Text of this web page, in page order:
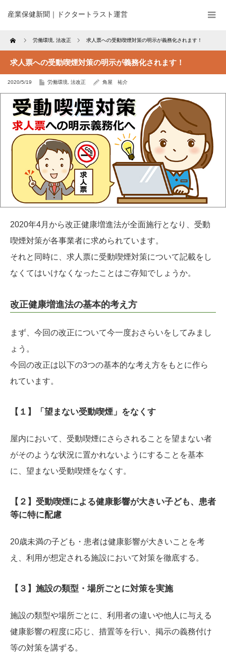
産業保健新聞｜ドクタートラスト運営
Home 労働環境 法改正 求人票への受動喫煙対策の明示が義務化されます！
求人票への受動喫煙対策の明示が義務化されます！
2020/5/19 労働環境 法改正 角屋 祐介
2020年4月から改正健康増進法が全面施行となり、受動
喫煙対策が各事業者に求められています。
それと同時に、求人票に受動喫煙対策について記載をし
なくてはいけなくなったことはご存知でしょうか。
改正健康増進法の基本的考え方
まず、今回の改正について今一度おさらいをしてみまし
ょう。
今回の改正は以下の3つの基本的な考え方をもとに作ら
れています。
【１】「望まない受動喫煙」をなくす
屋内において、受動喫煙にさらされることを望まない者
がそのような状況に置かれないようにすることを基本
に、望まない受動喫煙をなくす。
【２】受動喫煙による健康影響が大きい子ども、患者
等に特に配慮
20歳未満の子ども・患者は健康影響が大きいことを考
え、利用が想定される施設において対策を徹底する。
【３】施設の類型・場所ごとに対策を実施
施設の類型や場所ごとに、利用者の違いや他人に与える
健康影響の程度に応じ、措置等を行い、掲示の義務付け
等の対策を講ずる。